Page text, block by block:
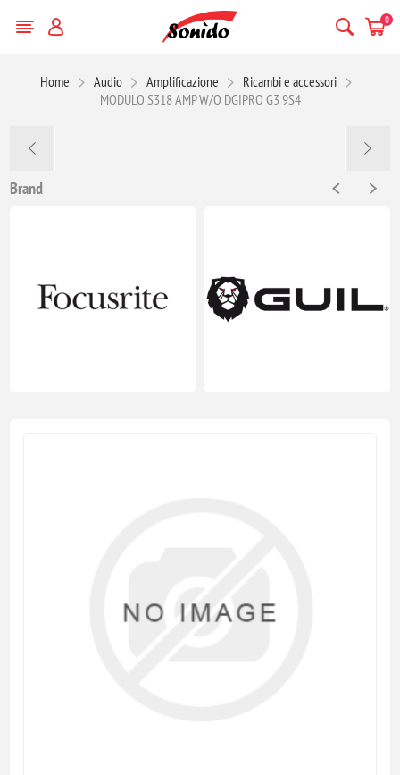
0
Home Audio Amplificazione
Ricambi e accessori
MODULO S318 AMP W/O DGIPRO G3 9S4
Brand